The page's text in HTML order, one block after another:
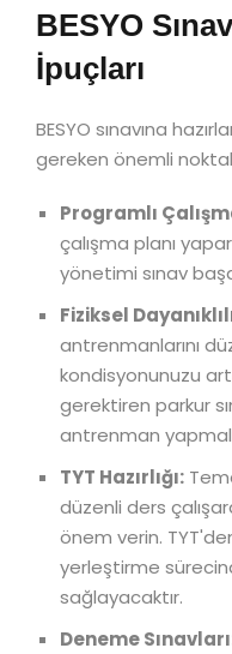
BESYO
İpuçları
BESYO sınavına
gereken önemli
Programlı
çalışma planı
yönetimi sınav
Fiziksel
antrenmanlarını
kondisyonunuzu
gerektiren parkur
antrenman
TYT Hazırlığı:
düzenli ders
önem verin.
yerleştirme
sağlayacaktır.
Deneme